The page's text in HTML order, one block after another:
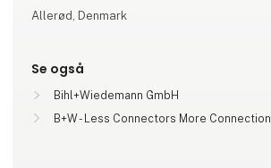
Allerød, Denmark
Se også
Bihl+Wiedemann GmbH
B+W - Less Connectors More Connection